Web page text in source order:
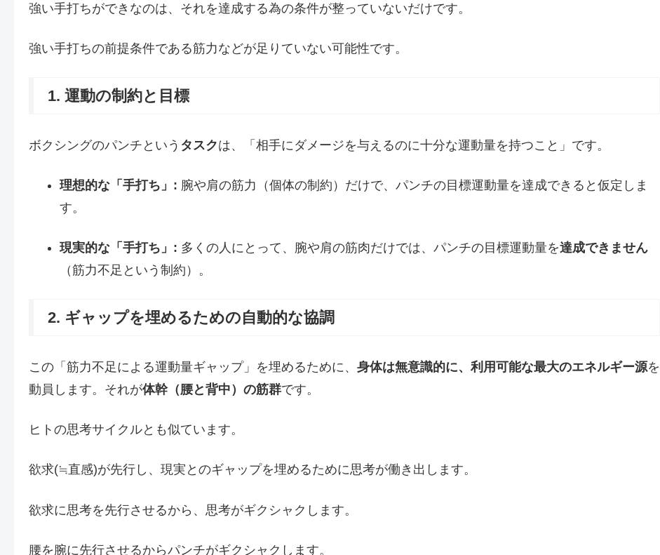
強い手打ちができなのは、それを達成する為の条件が整っていないだけです。
強い手打ちの前提条件である筋力などが足りていない可能性です。
1. 運動の制約と目標
ボクシングのパンチという タスクは、「相手にダメージを与えるのに十分な運動量を持つこと」です。
理想的な「手打ち」: 腕や肩の筋力（個体の制約）だけで、パンチの目標運動量を達成できると仮定しま
す。
現実的な「手打ち」: 多くの人にとって、腕や肩の筋肉だけでは、パンチの目標運動量を達成できません
（筋力不足という制約）。
2. ギャップを埋めるための自動的な協調
この「筋力不足による運動量ギャップ」を埋めるために、 身体は無意識的に、利用可能な最大のエネルギー源を
動員します。それが体幹（腰と背中）の筋群です。
ヒトの思考サイクルとも似ています。
欲求(≒直感)が先行し、現実とのギャップを埋めるために思考が働き出します。
欲求に思考を先行させるから、思考がギクシャクします。
腰を腕に先行させるからパンチがギクシャクします。